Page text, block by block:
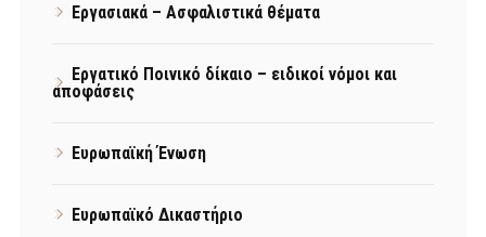
Εργασιακά – Ασφαλιστικά θέματα
Εργατικό Ποινικό δίκαιο – ειδικοί νόμοι και
αποφάσεις
Ευρωπαϊκή Ένωση
Ευρωπαϊκό Δικαστήριο